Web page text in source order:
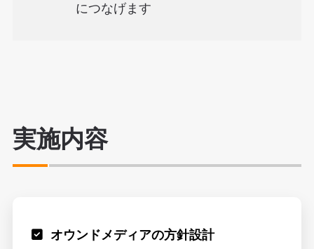
につなげます
実施内容
オウンドメディアの方針設計